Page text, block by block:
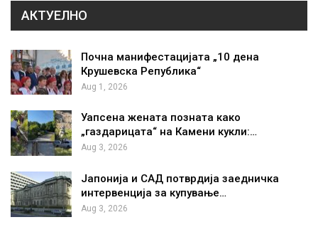
АКТУЕЛНО
Почна манифестацијата „10 дена
Крушевска Република“
Aug 1, 2026
Уапсена жената позната како
„газдарицата“ на Камени кукли:…
Aug 3, 2026
Јапонија и САД потврдија заедничка
интервенција за купување…
Aug 3, 2026